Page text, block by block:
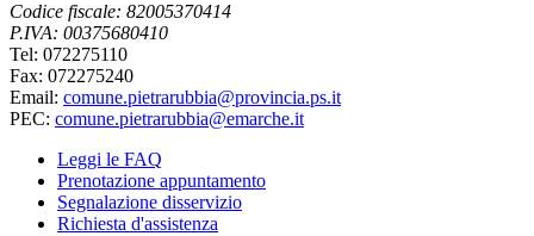
Codice fiscale: 82005370414
P.IVA: 00375680410
Tel: 072275110
Fax: 072275240
Email: comune.pietrarubbia@provincia.ps.it
PEC: comune.pietrarubbia@emarche.it
Leggi le FAQ
Prenotazione appuntamento
Segnalazione disservizio
Richiesta d'assistenza